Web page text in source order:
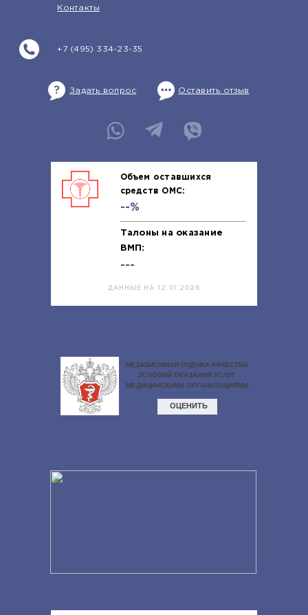
+7 (495) 334-23-35
Контакты
Задать вопрос Оставить отзыв
Объем оставшихся
средств ОМС:
--%
Талоны на оказание
ВМП:
---
ДАННЫЕ НА 12.01.2026